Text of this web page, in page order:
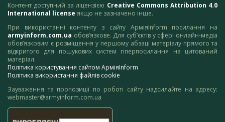
Контент доступний за ліцензією Creative Commons Attribution 4.0
International license якщо не зазначено інше.
При використанні контенту з сайту АрміяInform посилання на
armyinform.com.ua обов’язкове. Для суб’єктів у сфері онлайн-медіа
обов’язковим є розміщення у першому абзаці матеріалу прямого та
відкритого для пошукових систем гіперпосилання на цитований
матеріал.
Політика користування сайтом АрміяInform
Політика використання файлів cookie
Зауваження та пропозиції по роботі сайту надсилайте на адресу:
webmaster@armyinform.com.ua